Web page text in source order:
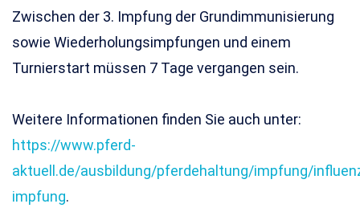
Zwischen der 3. Impfung der Grundimmunisierung
sowie Wiederholungsimpfungen und einem
Turnierstart müssen 7 Tage vergangen sein.
Weitere Informationen finden Sie auch unter:
https://www.pferd-
aktuell.de/ausbildung/pferdehaltung/impfung/
impfung.